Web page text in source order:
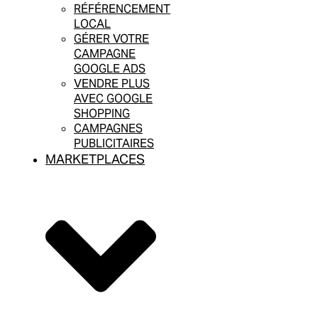
RÉFÉRENCEMENT
LOCAL
GÉRER VOTRE
CAMPAGNE
GOOGLE ADS
VENDRE PLUS
AVEC GOOGLE
SHOPPING
CAMPAGNES
PUBLICITAIRES
MARKETPLACES